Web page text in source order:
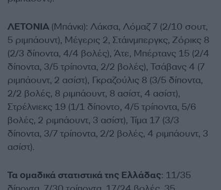
ΛΕΤΟΝΙΑ (Μπάνκι): Λάκσα, Λόμαζ 7 (2/10 σουτ,
5 ριμπάουντ), Μέγερις 2, Στάινμπεργκς, Ζόρικς 8
(2/3 δίποντα, 4/4 βολές), Άτε, Μπέρτανς 15 (2/4
δίποντα, 3/5 τρίποντα, 2/2 βολές), Τσάβανς 4 (7
ριμπάουντ, 2 ασίστ), Γκραζούλις 8 (3/5 δίποντα,
2/2 βολές, 8 ριμπάουντ, 8 ασίστ, 4 ασίστ),
Στρέλνιεκς 19 (1/1 δίποντο, 4/5 τρίποντα, 5/6
βολές, 2 ριμπάουντ, 3 ασίστ), Τίμα 17 (3/3
δίποντα, 3/7 τρίποντα, 2/2 βολές, 4 ριμπάουντ, 3
ασίστ).
Τα ομαδικά στατιστικά της Ελλάδας: 11/35